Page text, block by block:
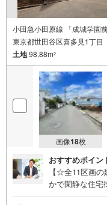
小田急小田原線 「成城学園
東京都世田谷区喜多見1丁目
土地98.88m2
画像18枚
おすすめポイン
【☆全11区画
かで閑静な住宅